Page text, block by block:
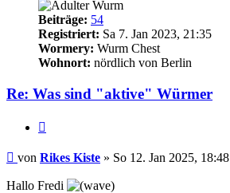
Beiträge: 54
Registriert: Sa 7. Jan 2023, 21:35
Wormery: Wurm Chest
Wohnort: nördlich von Berlin
Re: Was sind "aktive" Würmer
Beitrag
von Rikes Kiste » So 12. Jan 2025, 18:48
Hallo Fredi